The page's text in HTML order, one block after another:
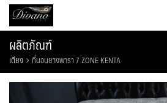
Skipโรงงานโซฟา เตียง ชุดโต๊ะอาหาร
ผลิตภัณฑ์
เตียง ที่นอนยางพารา 7 ZONE KENTA